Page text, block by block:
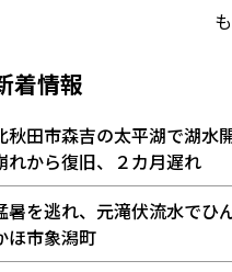
着情報
秋田市森吉の太平湖で湖
れから復旧、２カ月遅れ
暑を逃れ、元滝伏流水で
ほ市象潟町